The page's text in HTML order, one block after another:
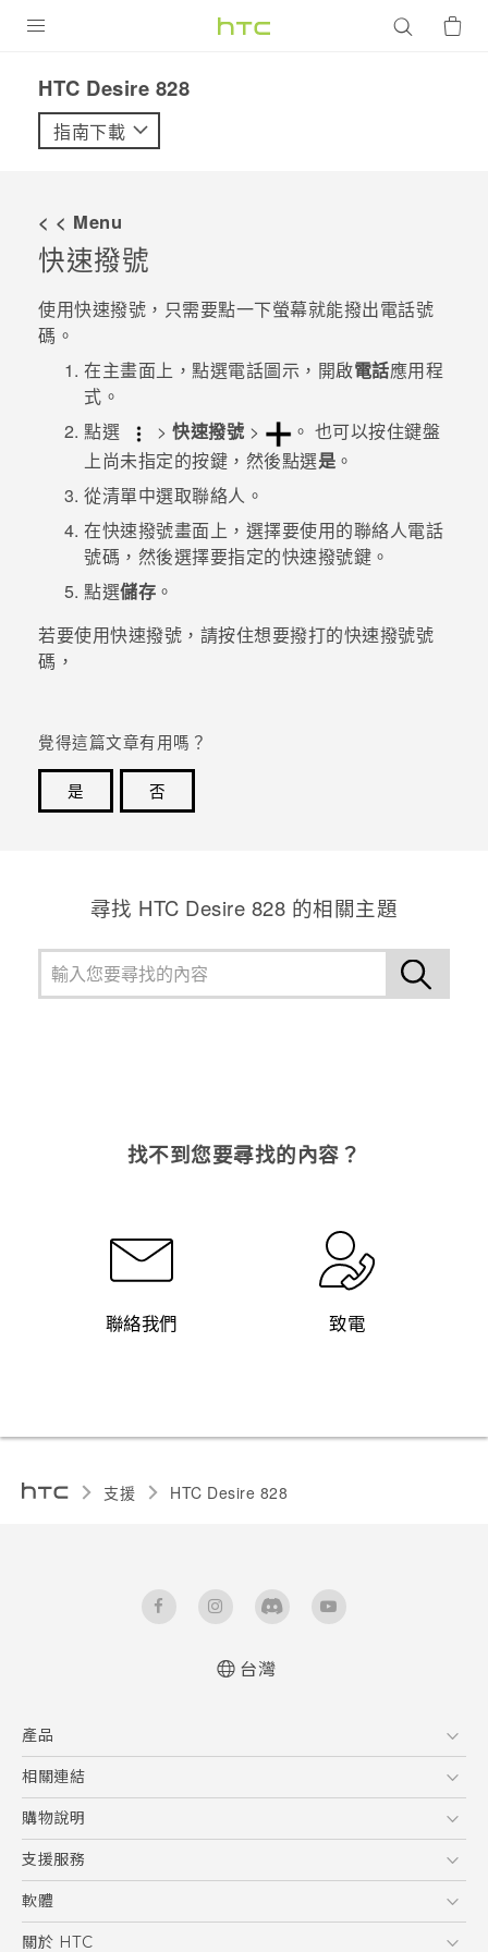
VIVE
配件
優惠專區
焦點訊息
校園專案
企業採購
銷售通路
支援服務
VIVELAND
HTC Desire 828‎
指南下載
< < Menu
快速撥號
使用快速撥號，只需要點一下螢幕就能撥出電話號
碼。
在主畫面上，點選電話圖示，開啟電話應用程
式。
點選
> 快速撥號 > 。 也可以按住鍵盤
上尚未指定的按鍵，然後點選是 。
從清單中選取聯絡人。
在快速撥號畫面上，選擇要使用的聯絡人電話
號碼，然後選擇要指定的快速撥號鍵。
點選儲存 。
若要使用快速撥號，請按住想要撥打的快速撥號號
碼，
覺得這篇文章有用嗎？
是
否
尋找 HTC Desire 828 的相關主題
找不到您要尋找的內容？
聯絡我們 致電
支援 HTC Desire 828‎
台灣
產品
5G
智慧型手機
配件
相關連結
HTC Research
購物說明
購物須知
訂單管理
付款方式
支援服務
到府收送維修服務
服務中心資訊
軟體
應用程式
關於 HTC